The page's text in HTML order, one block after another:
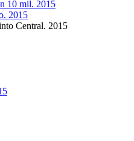
10 mil. 2015
2015
Central. 2015